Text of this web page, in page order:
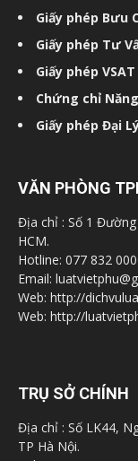
Giấy phép Bưu
Giấy phép Tư
Giấy phép
Chứng chỉ
Giấy phép Đại
VĂN PHÒNG
Địa chỉ : Số 1
HCM.
Hotline: 077 832
Email:
Web: http://
Web: http://
TRỤ SỞ CHÍNH
Địa chỉ : Số LK44,
TP Hà Nội.